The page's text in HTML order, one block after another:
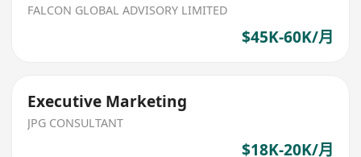
FALCON GLOBAL ADVISORY LIMITED
$45K-60K/月
Executive Marketing
JPG CONSULTANT
$18K-20K/月